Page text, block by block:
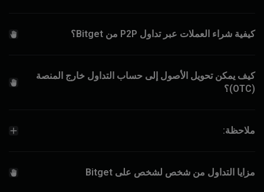
كيفية شراء العملات عبر تداول P2P من Bitget؟
كيف يمكن تحويل الأصول إلى حساب التداول خارج المنصة
(OTC)؟
ملاحظة:
مزايا التداول من شخص لشخص على Bitget